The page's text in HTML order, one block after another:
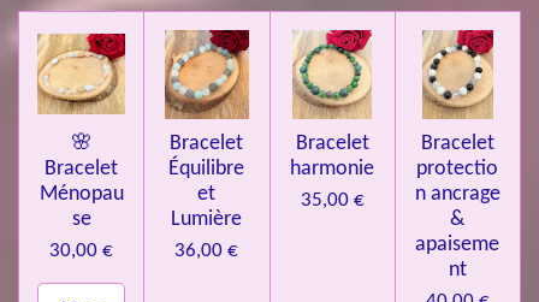
🌸
Bracelet
Ménopau
se
30,00 €
Bracelet
Équilibre
et
Lumière
36,00 €
Bracelet
harmonie
35,00 €
Bracelet
protectio
n ancrage
&
apaiseme
nt